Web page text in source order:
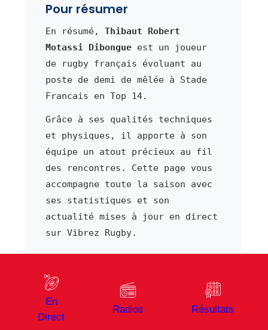
Pour résumer
En résumé, Thibaut Robert
Motassi Dibongueest un joueur
de rugby français évoluant au
poste de demi de mêlée à Stade
Francais en Top 14.
Grâce à ses qualités techniques
et physiques, il apporte à son
équipe un atout précieux au fil
des rencontres. Cette page vous
accompagne toute la saison avec
ses statistiques et son
actualité mises à jour en direct
sur Vibrez Rugby.
⬅ Joueur précédent
John Rizzo
Joueur suivant ➜
Joe Roberts 1
En
Direct
Radios Résultats